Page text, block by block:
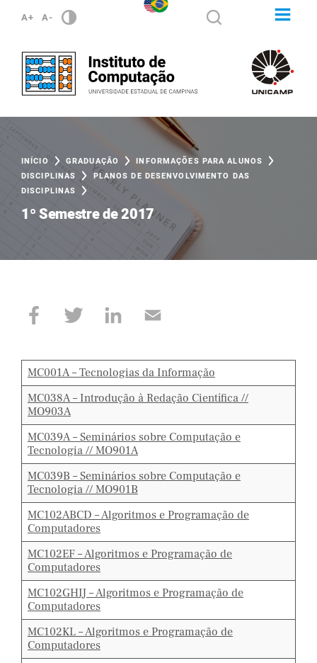
A+ A-
INÍCIO GRADUAÇÃO
INFORMAÇÕES PARA ALUNOS
DISCIPLINAS
PLANOS DE DESENVOLVIMENTO DAS
DISCIPLINAS
1º Semestre de 2017
MC001A – Tecnologias da Informação
MC038A – Introdução à Redação Científica //
MO903A
MC039A – Seminários sobre Computação e
Tecnologia // MO901A
MC039B – Seminários sobre Computação e
Tecnologia // MO901B
MC102ABCD – Algoritmos e Programação de
Computadores
MC102EF – Algoritmos e Programação de
Computadores
MC102GHIJ – Algoritmos e Programação de
Computadores
MC102KL – Algoritmos e Programação de
Computadores